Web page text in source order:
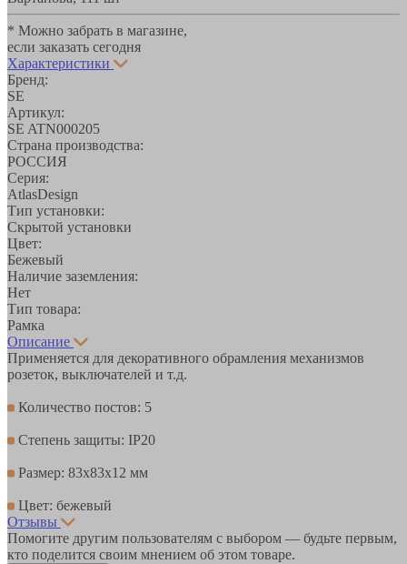
* Можно забрать в магазине,
если заказать сегодня
Характеристики
Бренд:
SE
Артикул:
SE ATN000205
Страна производства:
РОССИЯ
Серия:
AtlasDesign
Тип установки:
Скрытой установки
Цвет:
Бежевый
Наличие заземления:
Нет
Тип товара:
Рамка
Описание
Применяется для декоративного обрамления механизмов
розеток, выключателей и т.д.
Количество постов: 5
Степень защиты: IP20
Размер: 83х83х12 мм
Цвет: бежевый
Отзывы
Помогите другим пользователям с выбором — будьте первым,
кто поделится своим мнением об этом товаре.